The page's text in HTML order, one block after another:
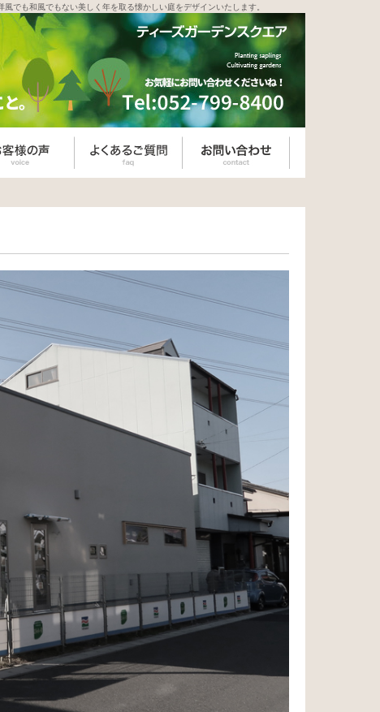
でも和風でもない美しく年を取る懐かしい庭をデザインいたします。